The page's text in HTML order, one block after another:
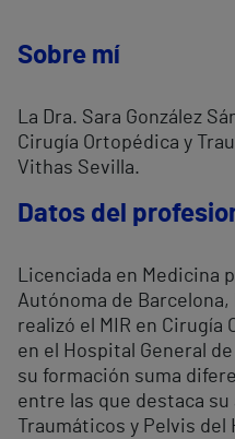
Sobre mí
La Dra. Sara González
Cirugía Ortopédica y
Vithas Sevilla.
Datos del
Licenciada en Medicina
Autónoma de Barcelona,
realizó el MIR en Cirugía
en el Hospital General
su formación suma
entre las que destaca
Traumáticos y Pelvis